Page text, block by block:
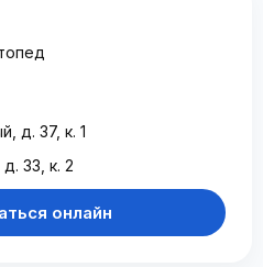
д. 37, к. 1
33, к. 2
онлайн